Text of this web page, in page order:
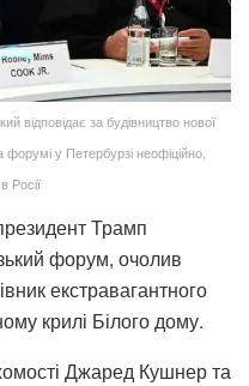
відповідає за будівництво нової
у Петербурзі неофіційно,
Росії
Трамп
форум, очолив
екстравагантного
крилі Білого дому.
Джаред Кушнер та